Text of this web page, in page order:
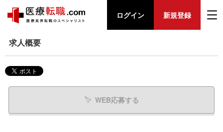
ログイン 新規登録
求人概要
WEB応募する